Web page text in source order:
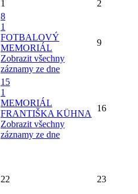
1 2
8
1
FOTBALOVÝ
MEMORIÁL
Zobrazit všechny
záznamy ze dne
9
15
1
MEMORIÁL
FRANTIŠKA KÜHNA
Zobrazit všechny
záznamy ze dne
16
22 23